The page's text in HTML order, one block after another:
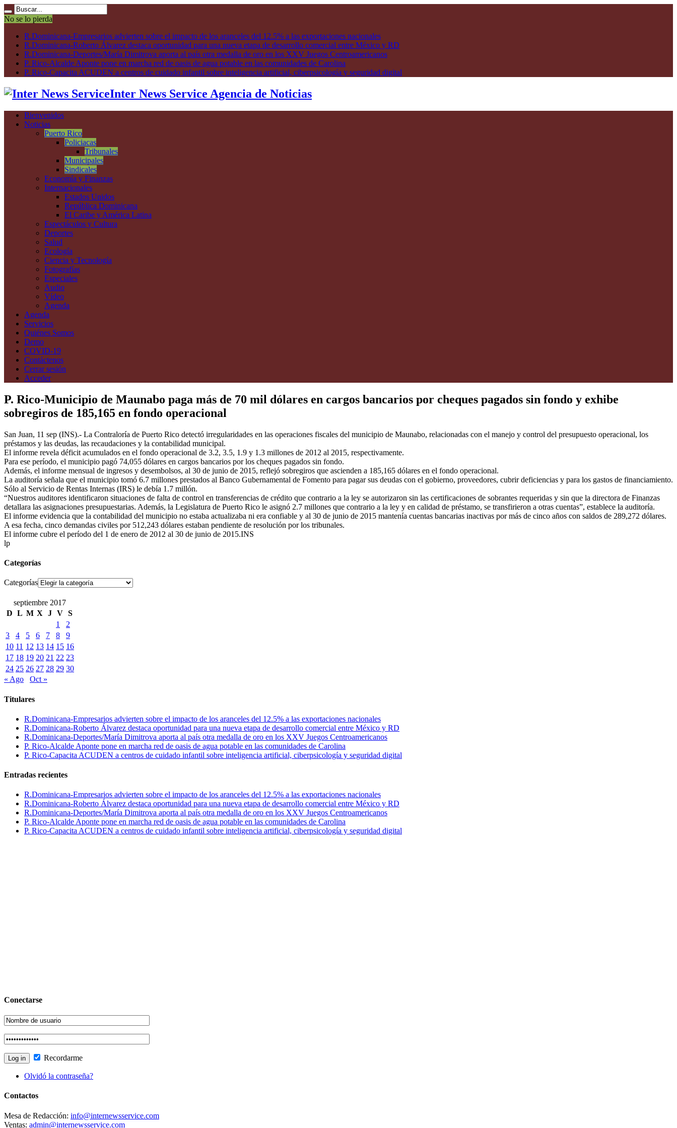
No se lo pierda
R.Dominicana-Empresarios advierten sobre el impacto de los aranceles del 12.5% a las exportaciones nacionales
R.Dominicana-Roberto Álvarez destaca oportunidad para una nueva etapa de desarrollo comercial entre México y RD
R.Dominicana-Deportes/María Dimitrova aporta al país otra medalla de oro en los XXV Juegos Centroamericanos
P. Rico-Alcalde Aponte pone en marcha red de oasis de agua potable en las comunidades de Carolina
P. Rico-Capacita ACUDEN a centros de cuidado infantil sobre inteligencia artificial, ciberpsicología y seguridad digital
Inter News Service Agencia de Noticias
Bienvenidos
Noticias
Puerto Rico
Policiacas
Tribunales
Municipales
Sindicales
Economía y Finanzas
Internacionales
Estados Unidos
República Dominicana
El Caribe y América Latina
Espectáculos y Cultura
Deportes
Salud
Ecología
Ciencia y Tecnología
Fotografías
Especiales
Audio
Vídeo
Agenda
Agenda
Servicios
Quiénes Somos
Demo
COVID-19
Contáctenos
Cerrar sesión
Acceder
P. Rico-Municipio de Maunabo paga más de 70 mil dólares en cargos bancarios por cheques pagados sin fondo y exhibe
sobregiros de 185,165 en fondo operacional
San Juan, 11 sep (INS).- La Contraloría de Puerto Rico detectó irregularidades en las operaciones fiscales del municipio de Maunabo, relacionadas con el manejo y control del presupuesto operacional, los
préstamos y las deudas, las recaudaciones y la contabilidad municipal.
El informe revela déficit acumulados en el fondo operacional de 3.2, 3.5, 1.9 y 1.3 millones de 2012 al 2015, respectivamente.
Para ese período, el municipio pagó 74,055 dólares en cargos bancarios por los cheques pagados sin fondo.
Además, el informe mensual de ingresos y desembolsos, al 30 de junio de 2015, reflejó sobregiros que ascienden a 185,165 dólares en el fondo operacional.
La auditoría señala que el municipio tomó 6.7 millones prestados al Banco Gubernamental de Fomento para pagar sus deudas con el gobierno, proveedores, cubrir deficiencias y para los gastos de financiamiento.
Sólo al Servicio de Rentas Internas (IRS) le debía 1.7 millón.
“Nuestros auditores identificaron situaciones de falta de control en transferencias de crédito que contrario a la ley se autorizaron sin las certificaciones de sobrantes requeridas y sin que la directora de Finanzas
detallara las asignaciones presupuestarias. Además, la Legislatura de Puerto Rico le asignó 2.7 millones que contrario a la ley y en calidad de préstamo, se transfirieron a otras cuentas”, establece la auditoría.
El informe evidencia que la contabilidad del municipio no estaba actualizaba ni era confiable y al 30 de junio de 2015 mantenía cuentas bancarias inactivas por más de cinco años con saldos de 289,272 dólares.
A esa fecha, cinco demandas civiles por 512,243 dólares estaban pendiente de resolución por los tribunales.
El informe cubre el período del 1 de enero de 2012 al 30 de junio de 2015.INS
lp
Categorías
Categorías
septiembre 2017
D L M X J V S
1
2
3
4 5 6 7 8
9
10 11 12 13 14 15 16
17 18 19 20 21 22 23
24 25 26 27 28 29 30
« Ago
Oct »
Titulares
R.Dominicana-Empresarios advierten sobre el impacto de los aranceles del 12.5% a las exportaciones nacionales
R.Dominicana-Roberto Álvarez destaca oportunidad para una nueva etapa de desarrollo comercial entre México y RD
R.Dominicana-Deportes/María Dimitrova aporta al país otra medalla de oro en los XXV Juegos Centroamericanos
P. Rico-Alcalde Aponte pone en marcha red de oasis de agua potable en las comunidades de Carolina
P. Rico-Capacita ACUDEN a centros de cuidado infantil sobre inteligencia artificial, ciberpsicología y seguridad digital
Entradas recientes
R.Dominicana-Empresarios advierten sobre el impacto de los aranceles del 12.5% a las exportaciones nacionales
R.Dominicana-Roberto Álvarez destaca oportunidad para una nueva etapa de desarrollo comercial entre México y RD
R.Dominicana-Deportes/María Dimitrova aporta al país otra medalla de oro en los XXV Juegos Centroamericanos
P. Rico-Alcalde Aponte pone en marcha red de oasis de agua potable en las comunidades de Carolina
P. Rico-Capacita ACUDEN a centros de cuidado infantil sobre inteligencia artificial, ciberpsicología y seguridad digital
Conectarse
Recordarme
Olvidó la contraseña?
Contactos
Mesa de Redacción: info@internewsservice.com
Ventas: admin@internewsservice.com